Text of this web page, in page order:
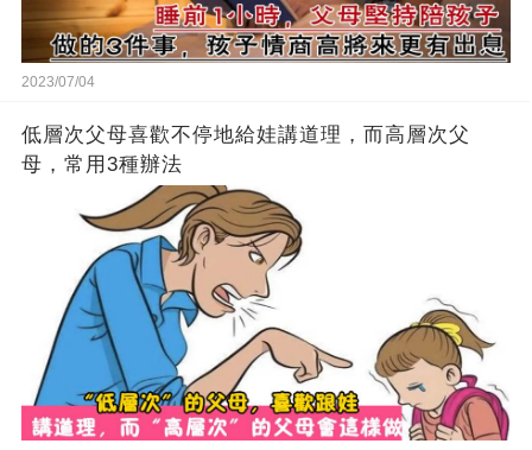
2023/07/04
低層次父母喜歡不停地給娃講道理，而高層次父
母，常用3種辦法